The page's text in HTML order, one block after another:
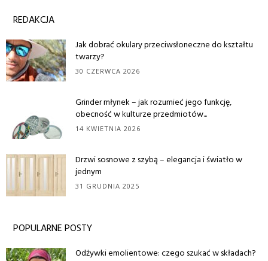
REDAKCJA
Jak dobrać okulary przeciwsłoneczne do kształtu
twarzy?
30 CZERWCA 2026
Grinder młynek – jak rozumieć jego funkcję,
obecność w kulturze przedmiotów...
14 KWIETNIA 2026
Drzwi sosnowe z szybą – elegancja i światło w
jednym
31 GRUDNIA 2025
POPULARNE POSTY
Odżywki emolientowe: czego szukać w składach?